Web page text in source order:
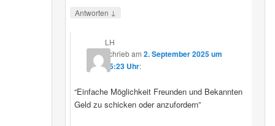
Antworten ↓
LH
schriebam2. September 2025 um
15:23 Uhr:
“Einfache Möglichkeit Freunden und Bekannten
Geld zu schicken oder anzufordern”